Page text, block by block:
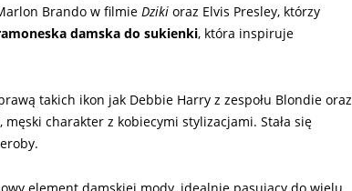
Brando w filmie Dziki oraz Elvis Presley, którzy
damska do sukienki, która inspiruje
takich ikon jak Debbie Harry z zespołu Blondie oraz
męski charakter z kobiecymi stylizacjami. Stała się